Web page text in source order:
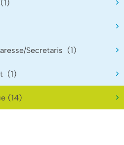
(1)
Secretaris (1)
(1)
(14)